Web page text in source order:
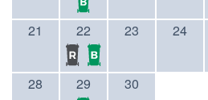
21 22 23 24
28 29 30